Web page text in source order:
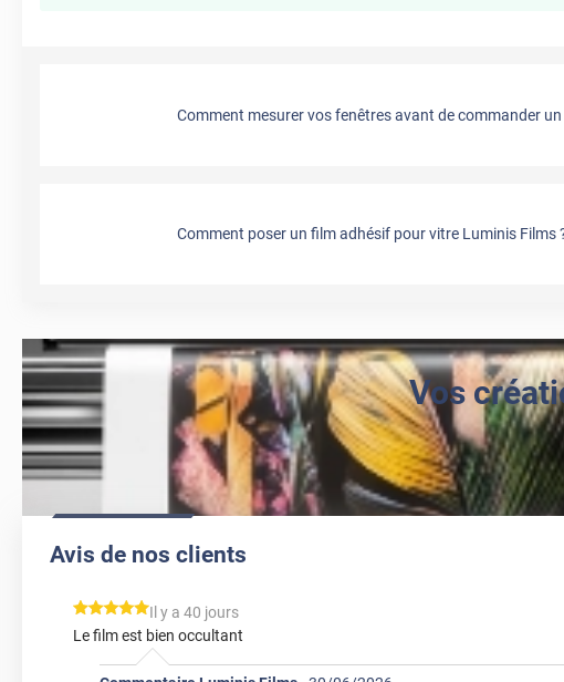
Comment mesurer vos fenêtres avant de commander
Comment poser un film adhésif pour vitre Luminis Films
Vos
Avis de nos clients
*****
Il y a 40 jours
Le film est bien occultant